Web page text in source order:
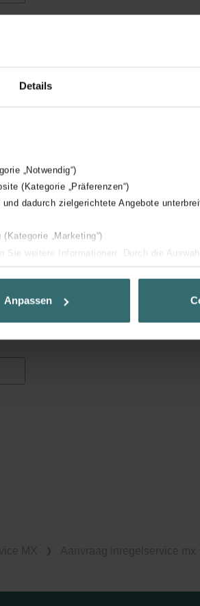
Details
„Notwendig“)
(Kategorie „Präferenzen“)
dadurch zielgerichtete Angebote
„Marketing“)
weitere Informationen. Durch die
zu ermöglichen und Ihnen
können Sie selbstverständlich
Zehnder
Anpassen